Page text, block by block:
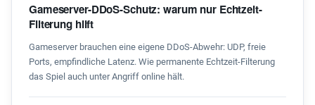
Gameserver-DDoS-Schutz: warum nur Echtzeit-
Filterung hilft
Gameserver brauchen eine eigene DDoS-Abwehr: UDP, freie
Ports, empfindliche Latenz. Wie permanente Echtzeit-Filterung
das Spiel auch unter Angriff online hält.